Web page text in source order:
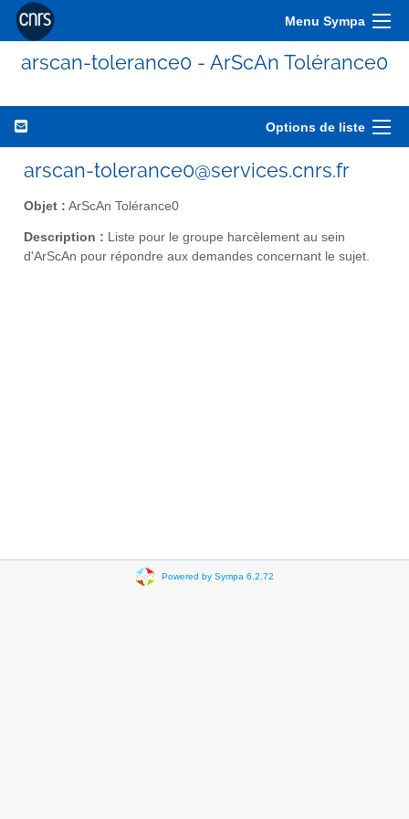
Menu Sympa
arscan-tolerance0 - ArScAn Tolérance0
Options de liste
arscan-tolerance0@services.cnrs.fr
Objet : ArScAn Tolérance0
Description : Liste pour le groupe harcèlement au sein
d'ArScAn pour répondre aux demandes concernant le sujet.
Powered by Sympa 6.2.72